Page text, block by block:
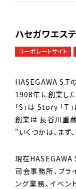
ハセガワエス
コーポレートサイト
HASEGAWA S.T
1908年に創業し
「S」は Story 「T
創業は 長谷川重
"いくつかは、まず
現在HASEGAWA
司会事務所、ブラ
ング業務、イベン